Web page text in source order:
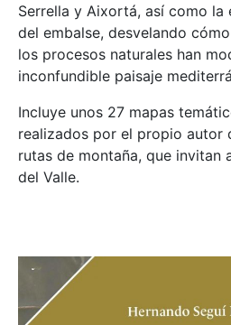
Serrella y Aixortá, así como la
del embalse, desvelando
los procesos naturales han
inconfundible paisaje
Incluye unos 27 mapas
realizados por el propio autor
rutas de montaña, que invitan
del Valle.